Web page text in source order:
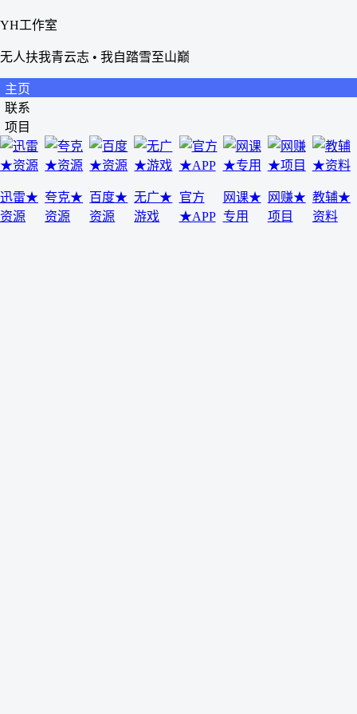
YH工作室
无人扶我青云志 • 我自踏雪至山巅
主页
联系
项目
迅雷★
资源
夸克★
资源
百度★
资源
无广★
游戏
官方
★APP
网课★
专用
网赚★
项目
教辅★
资料